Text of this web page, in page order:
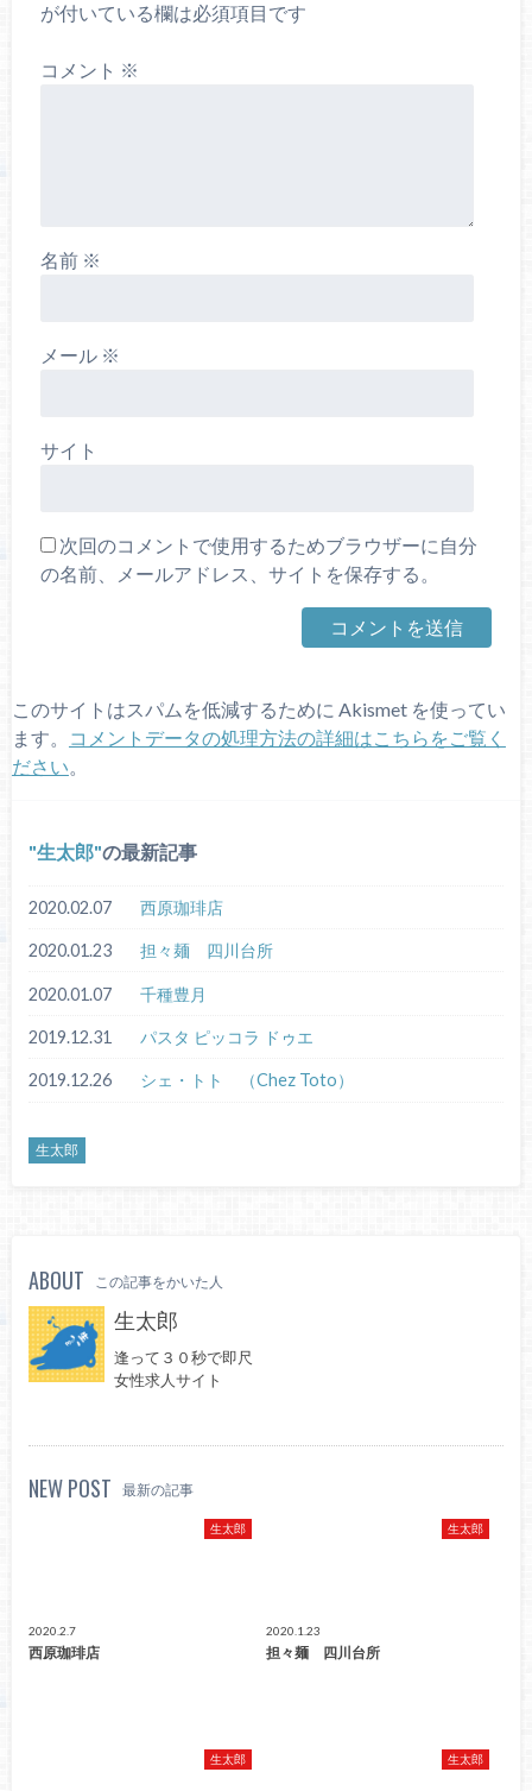
が付いている欄は必須項目です
コメント ※
名前 ※
メール ※
サイト
次回のコメントで使用するためブラウザーに自分
の名前、メールアドレス、サイトを保存する。
このサイトはスパムを低減するために Akismet を使ってい
ます。
コメントデータの処理方法の詳細はこちらをご覧く
ださい。
生太郎 の最新記事
2020.02.07 西原珈琲店
2020.01.23 担々麺 四川台所
2020.01.07 千種豊月
2019.12.31 パスタ ピッコラ ドゥエ
2019.12.26 シェ・トト （Chez Toto）
生太郎
ABOUT この記事をかいた人
生太郎
逢って３０秒で即尺
女性求人サイト
NEW POST 最新の記事
生太郎
2020.2.7
西原珈琲店
生太郎
2020.1.23
担々麺 四川台所
生太郎 生太郎